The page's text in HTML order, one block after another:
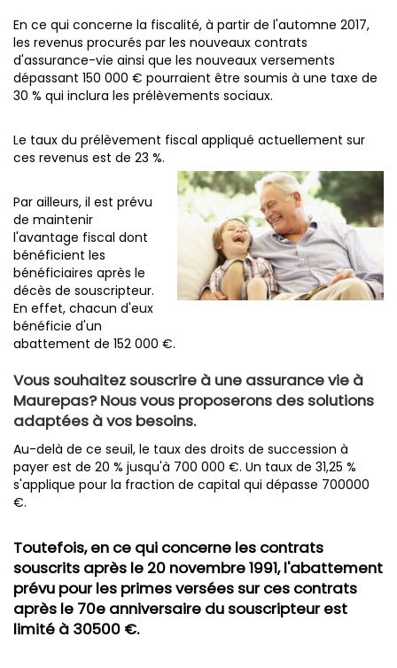
En ce qui concerne la fiscalité, à partir de l'automne 2017,
les revenus procurés par les nouveaux contrats
d'assurance-vie ainsi que les nouveaux versements
dépassant 150 000 € pourraient être soumis à une taxe de
30 % qui inclura les prélèvements sociaux.
Le taux du prélèvement fiscal appliqué actuellement sur
ces revenus est de 23 %.
Par ailleurs, il est prévu
de maintenir
l'avantage fiscal dont
bénéficient les
bénéficiaires après le
décès de souscripteur.
En effet, chacun d'eux
bénéficie d'un
abattement de 152 000 €.
Vous souhaitez souscrire à une assurance vie à
Maurepas? Nous vous proposerons des solutions
adaptées à vos besoins.
Au-delà de ce seuil, le taux des droits de succession à
payer est de 20 % jusqu'à 700 000 €. Un taux de 31,25 %
s'applique pour la fraction de capital qui dépasse 700000
€.
Toutefois, en ce qui concerne les contrats
souscrits après le 20 novembre 1991, l'abattement
prévu pour les primes versées sur ces contrats
après le 70e anniversaire du souscripteur est
limité à 30500 €.